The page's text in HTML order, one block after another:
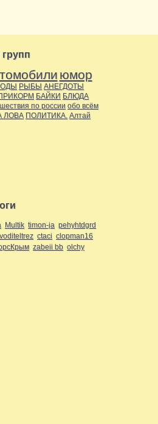
групп
юмор
РЫБЫ АНЕГДОТЫ
БАЙКИ БЛЮДА
по россии обо всём
ЛОВА ПОЛИТИКА. Алтай
Multik timon-ja pehyhtdgrd
voditeltrez ctaci clopman16
zabeii bb olchy